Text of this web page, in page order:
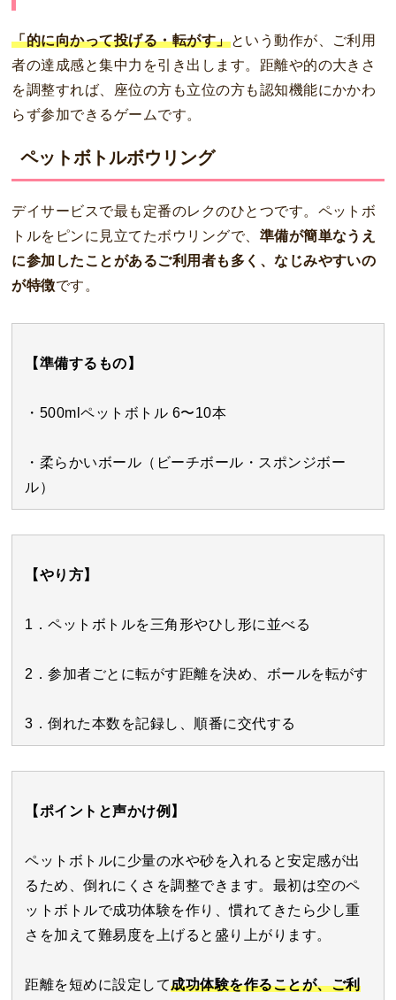
「的に向かって投げる・転がす」という動作が、ご利用
者の達成感と集中力を引き出します。距離や的の大きさ
を調整すれば、座位の方も立位の方も認知機能にかかわ
らず参加できるゲームです。
ペットボトルボウリング
デイサービスで最も定番のレクのひとつです。ペットボ
トルをピンに見立てたボウリングで、 準備が簡単なうえ
に参加したことがあるご利用者も多く、なじみやすいの
が特徴です。
【準備するもの】
・500mlペットボトル 6〜10本
・柔らかいボール（ビーチボール・スポンジボー
ル）
【やり方】
1．ペットボトルを三角形やひし形に並べる
2．参加者ごとに転がす距離を決め、ボールを転がす
3．倒れた本数を記録し、順番に交代する
【ポイントと声かけ例】
ペットボトルに少量の水や砂を入れると安定感が出
るため、倒れにくさを調整できます。最初は空のペ
ットボトルで成功体験を作り、慣れてきたら少し重
さを加えて難易度を上げると盛り上がります。
距離を短めに設定して成功体験を作ることが、ご利